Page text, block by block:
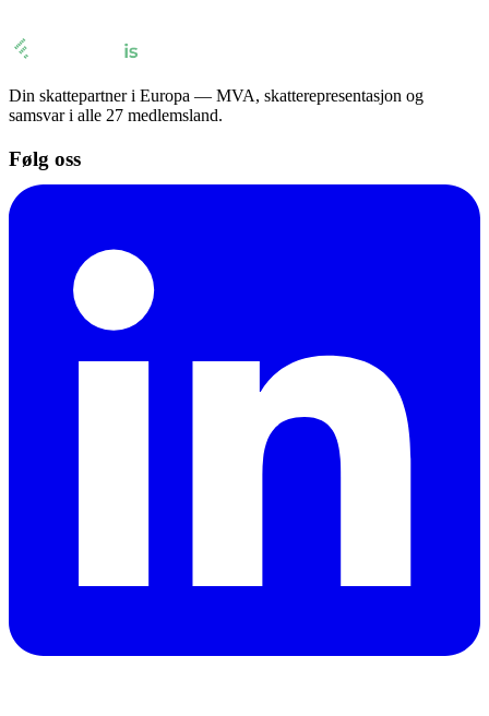
Din skattepartner i Europa — MVA, skatterepresentasjon og
samsvar i alle 27 medlemsland.
Følg oss